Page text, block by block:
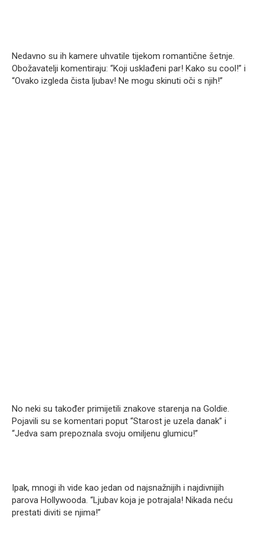
Nedavno su ih kamere uhvatile tijekom romantične šetnje.
Obožavatelji komentiraju: “Koji usklađeni par! Kako su cool!” i
“Ovako izgleda čista ljubav! Ne mogu skinuti oči s njih!”
No neki su također primijetili znakove starenja na Goldie.
Pojavili su se komentari poput “Starost je uzela danak” i
“Jedva sam prepoznala svoju omiljenu glumicu!”
Ipak, mnogi ih vide kao jedan od najsnažnijih i najdivnijih
parova Hollywooda. “Ljubav koja je potrajala! Nikada neću
prestati diviti se njima!”